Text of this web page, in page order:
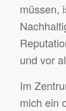
müssen,
und vor
Im
mich ein